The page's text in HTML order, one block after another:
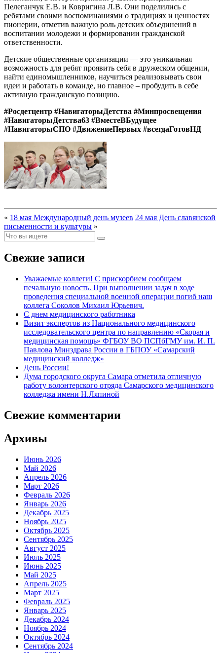
Пелеганчук Е.В. и Ковригина Л.В. Они поделились с
ребятами своими воспоминаниями о традициях и ценностях
пионерии, отметив важную роль детских объединений в
воспитании молодежи и формировании гражданской
ответственности.
Детские общественные организации — это уникальная
возможность для ребят проявить себя в дружеском общении,
найти единомышленников, научиться реализовывать свои
идеи и работать в команде, но главное – пробудить в себе
активную гражданскую позицию.
#Росдетцентр #НавигаторыДетства #Минпросвещения
#НавигаторыДетства63 #ВместеВБудущее
#НавигаторыСПО #ДвижениеПервых #всегдаГотовНД
« 18 мая Международный день музеев 24 мая День славянской
письменности и культуры »
Свежие записи
Уважаемые коллеги! С прискорбием сообщаем
печальную новость. При выполнении задач в ходе
проведения специальной военной операции погиб наш
коллега Соколов Михаил Юрьевич.
С днем медицинского работника
Визит экспертов из Национального медицинского
исследовательского центра по направлению «Скорая и
медицинская помощь» ФГБОУ ВО ПСПбГМУ им. И. П.
Павлова Минздрава России в ГБПОУ «Самарский
медицинский колледж»
День России!
Дума городского округа Самара отметила отличную
работу волонтерского отряда Самарского медицинского
колледжа имени Н.Ляпиной
Свежие комментарии
Архивы
Июнь 2026
Май 2026
Апрель 2026
Март 2026
Февраль 2026
Январь 2026
Декабрь 2025
Ноябрь 2025
Октябрь 2025
Сентябрь 2025
Август 2025
Июль 2025
Июнь 2025
Май 2025
Апрель 2025
Март 2025
Февраль 2025
Январь 2025
Декабрь 2024
Ноябрь 2024
Октябрь 2024
Сентябрь 2024